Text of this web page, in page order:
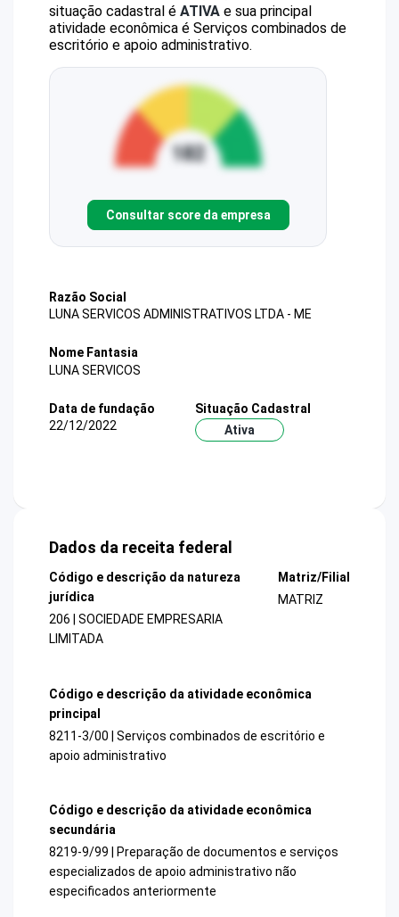
situação cadastral é ATIVA e sua principal
atividade econômica é Serviços combinados de
escritório e apoio administrativo.
Consultar score da empresa
Razão Social
LUNA SERVICOS ADMINISTRATIVOS LTDA - ME
Nome Fantasia
LUNA SERVICOS
Data de fundação
22/12/2022
Situação Cadastral
Ativa
Dados da receita federal
Código e descrição da natureza
jurídica
206 | SOCIEDADE EMPRESARIA
LIMITADA
Matriz/Filial
MATRIZ
Código e descrição da atividade econômica
principal
8211-3/00 | Serviços combinados de escritório e
apoio administrativo
Código e descrição da atividade econômica
secundária
8219-9/99 | Preparação de documentos e serviços
especializados de apoio administrativo não
especificados anteriormente